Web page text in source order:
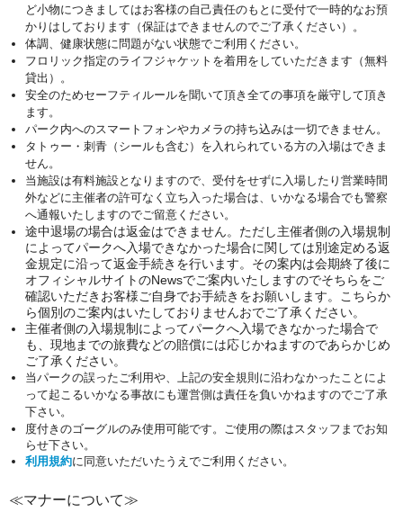
ど小物につきましてはお客様の自己責任のもとに受付で一時的なお預
かりはしております（保証はできませんのでご了承ください）。
体調、健康状態に問題がない状態でご利用ください。
フロリック指定のライフジャケットを着用をしていただきます（無料
貸出）。
安全のためセーフティルールを聞いて頂き全ての事項を厳守して頂き
ます。
パーク内へのスマートフォンやカメラの持ち込みは一切できません。
タトゥー・刺青（シールも含む）を入れられている方の入場はできま
せん。
当施設は有料施設となりますので、受付をせずに入場したり営業時間
外などに主催者の許可なく立ち入った場合は、いかなる場合でも警察
へ通報いたしますのでご留意ください。
途中退場の場合は返金はできません。ただし主催者側の入場規制
によってパークへ入場できなかった場合に関しては別途定める返
金規定に沿って返金手続きを行います。その案内は会期終了後に
オフィシャルサイトのNewsでご案内いたしますのでそちらをご
確認いただきお客様ご自身でお手続きをお願いします。こちらか
ら個別のご案内はいたしておりませんおでご了承ください。
主催者側の入場規制によってパークへ入場できなかった場合で
も
、現地までの旅費などの賠償には応じかねますのであらかじめ
ご了承ください。
当パークの誤ったご利用や、上記の安全規則に沿わなかったことによ
って起こるいかなる事故にも運営側は責任を負いかねますのでご了承
下さい。
度付きのゴーグルのみ使用可能です。ご使用の際はスタッフまでお知
らせ下さい。
利用規約に同意いただいたうえでご利用ください。
≪マナーについて≫